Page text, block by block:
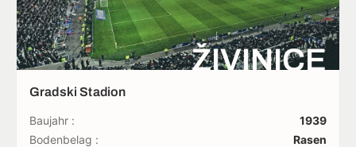
ŽIVINICE
Gradski Stadion
Baujahr :
1939
Bodenbelag :
Rasen